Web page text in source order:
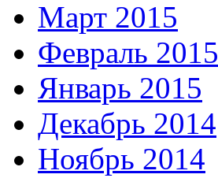
Март 2015
Февраль 2015
Январь 2015
Декабрь 2014
Ноябрь 2014